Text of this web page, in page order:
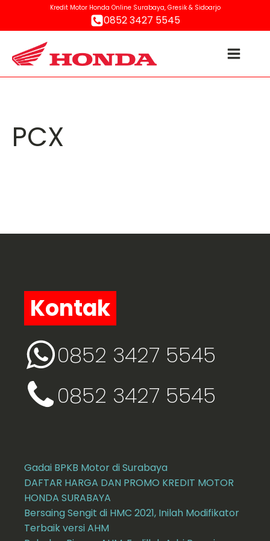
Kredit Motor Honda Online Surabaya, Gresik & Sidoarjo
0852 3427 5545
PCX
Kontak
0852 3427 5545
0852 3427 5545
Gadai BPKB Motor di Surabaya
DAFTAR HARGA DAN PROMO KREDIT MOTOR
HONDA SURABAYA
Bersaing Sengit di HMC 2021, Inilah Modifikator
Terbaik versi AHM